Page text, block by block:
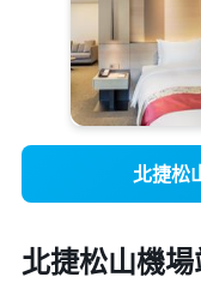
北捷松
北捷松山機